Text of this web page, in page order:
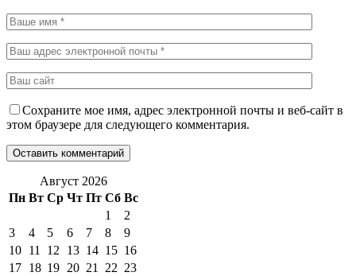
Сохраните мое имя, адрес электронной почты и веб-сайт в
этом браузере для следующего комментария.
Август 2026
Пн Вт Ср Чт Пт Сб Вс
1
2
3
4 5 6 7 8
9
10 11 12 13 14 15 16
17 18 19 20 21 22 23